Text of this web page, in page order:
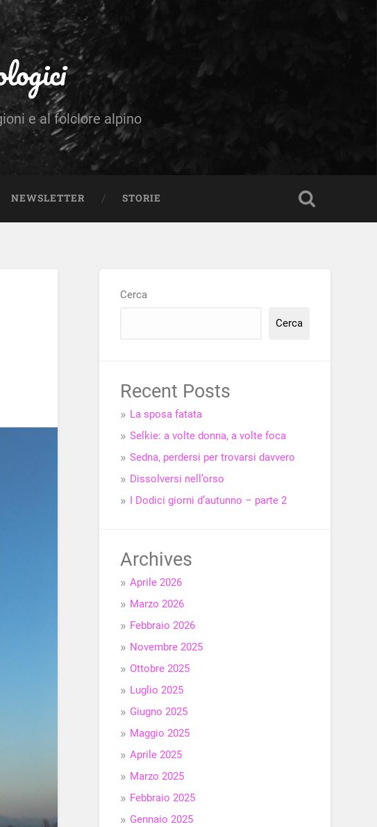
e al folclore alpino
NEWSLETTER STORIE
Cerca
Cerca
Recent Posts
La sposa fatata
Selkie: a volte donna, a volte foca
Sedna, perdersi per trovarsi davvero
Dissolversi nell’orso
I Dodici giorni d’autunno – parte 2
Archives
Aprile 2026
Marzo 2026
Febbraio 2026
Novembre 2025
Ottobre 2025
Luglio 2025
Giugno 2025
Maggio 2025
Aprile 2025
Marzo 2025
Febbraio 2025
Gennaio 2025